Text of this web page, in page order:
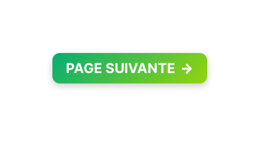
PAGE SUIVANTE →